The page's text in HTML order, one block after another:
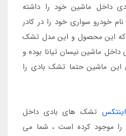
داخل ماشین خود را داشته
خودرو سواری خود را در کادر
که این محصول و این مدل تشک
ماشین نیسان تیانا بوده و
ماشین حتما تشک بادی را
اینتکس تشک های بادی داخل
را موجود کرده است ، شما می